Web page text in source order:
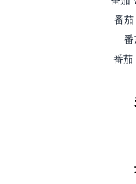
番茄
番
番茄